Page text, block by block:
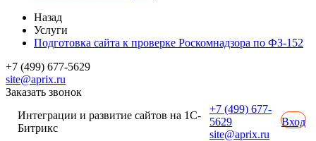
Назад
Услуги
Подготовка сайта к проверке Роскомнадзора по ФЗ-152
+7 (499) 677-5629
site@aprix.ru
Заказать звонок
Интеграции и развитие сайтов на 1С-
Битрикс
+7 (499) 677-
5629
site@aprix.ru
Вход